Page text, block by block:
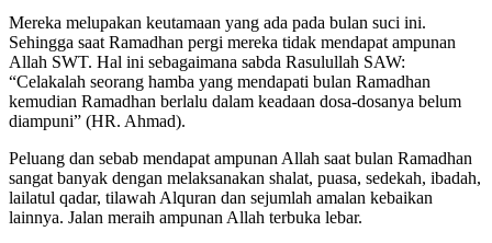
Mereka melupakan keutamaan yang ada pada bulan suci ini.
Sehingga saat Ramadhan pergi mereka tidak mendapat ampunan
Allah SWT. Hal ini sebagaimana sabda Rasulullah SAW:
“Celakalah seorang hamba yang mendapati bulan Ramadhan
kemudian Ramadhan berlalu dalam keadaan dosa-dosanya belum
diampuni” (HR. Ahmad).
Peluang dan sebab mendapat ampunan Allah saat bulan Ramadhan
sangat banyak dengan melaksanakan shalat, puasa, sedekah, ibadah,
lailatul qadar, tilawah Alquran dan sejumlah amalan kebaikan
lainnya. Jalan meraih ampunan Allah terbuka lebar.